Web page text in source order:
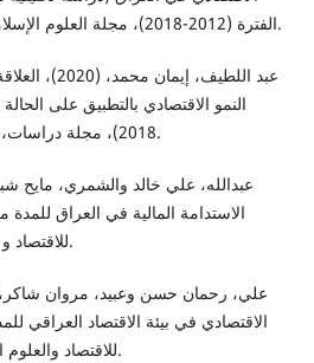
الفترة (2012-2018)، مجلة العلوم الإسلامية، مجلد 2، العدد 28، 1-32.
عبد اللطيف،
2018)، مجلة دراسات، مجلد 21، العدد 3، 150-130.
للاقتصاد و العلوم الادارية جامعة واسط.
للاقتصاد والعلوم الادارية جامعة واسط عدد 35.